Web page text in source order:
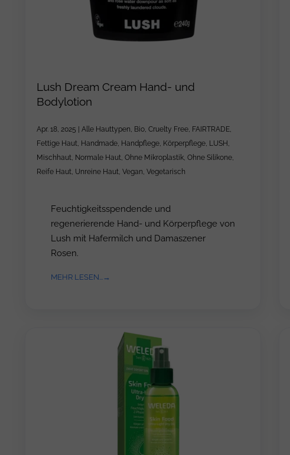
Lush Dream Cream Hand- und
Bodylotion
Apr. 18, 2025 Alle Hauttypen, Bio, Cruelty Free, FAIRTRADE,
Fettige Haut, Handmade, Handpflege, Körperpflege, LUSH ,
Mischhaut, Normale Haut, Ohne Mikroplastik, Ohne Silikone,
Reife Haut, Unreine Haut, Vegan, Vegetarisch
Feuchtigkeitsspendende und
regenerierende Hand- und Körperpflege von
Lush mit Hafermilch und Damaszener
Rosen.
MEHR LESEN...